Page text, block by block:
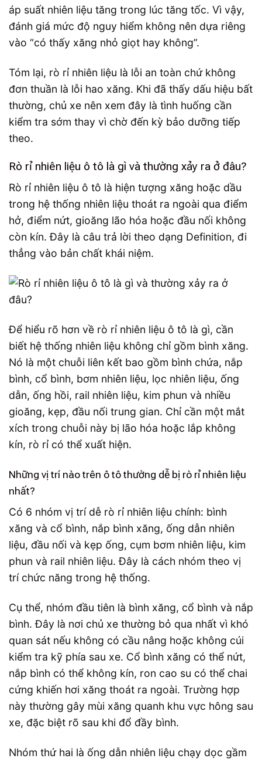
áp suất nhiên liệu tăng trong lúc tăng tốc. Vì vậy,
đánh giá mức độ nguy hiểm không nên dựa riêng
vào “có thấy xăng nhỏ giọt hay không”.
Tóm lại, rò rỉ nhiên liệu là lỗi an toàn chứ không
đơn thuần là lỗi hao xăng. Khi đã thấy dấu hiệu bất
thường, chủ xe nên xem đây là tình huống cần
kiểm tra sớm thay vì chờ đến kỳ bảo dưỡng tiếp
theo.
Rò rỉ nhiên liệu ô tô là gì và thường xảy ra ở đâu?
Rò rỉ nhiên liệu ô tô là hiện tượng xăng hoặc dầu
trong hệ thống nhiên liệu thoát ra ngoài qua điểm
hở, điểm nứt, gioăng lão hóa hoặc đầu nối không
còn kín. Đây là câu trả lời theo dạng Definition, đi
thẳng vào bản chất khái niệm.
Để hiểu rõ hơn về rò rỉ nhiên liệu ô tô là gì, cần
biết hệ thống nhiên liệu không chỉ gồm bình xăng.
Nó là một chuỗi liên kết bao gồm bình chứa, nắp
bình, cổ bình, bơm nhiên liệu, lọc nhiên liệu, ống
dẫn, ống hồi, rail nhiên liệu, kim phun và nhiều
gioăng, kẹp, đầu nối trung gian. Chỉ cần một mắt
xích trong chuỗi này bị lão hóa hoặc lắp không
kín, rò rỉ có thể xuất hiện.
Những vị trí nào trên ô tô thường dễ bị rò rỉ nhiên liệu
nhất?
Có 6 nhóm vị trí dễ rò rỉ nhiên liệu chính: bình
xăng và cổ bình, nắp bình xăng, ống dẫn nhiên
liệu, đầu nối và kẹp ống, cụm bơm nhiên liệu, kim
phun và rail nhiên liệu. Đây là cách nhóm theo vị
trí chức năng trong hệ thống.
Cụ thể, nhóm đầu tiên là bình xăng, cổ bình và nắp
bình. Đây là nơi chủ xe thường bỏ qua nhất vì khó
quan sát nếu không có cầu nâng hoặc không cúi
kiểm tra kỹ phía sau xe. Cổ bình xăng có thể nứt,
nắp bình có thể không kín, ron cao su có thể chai
cứng khiến hơi xăng thoát ra ngoài. Trường hợp
này thường gây mùi xăng quanh khu vực hông sau
xe, đặc biệt rõ sau khi đổ đầy bình.
Nhóm thứ hai là ống dẫn nhiên liệu chạy dọc gầm